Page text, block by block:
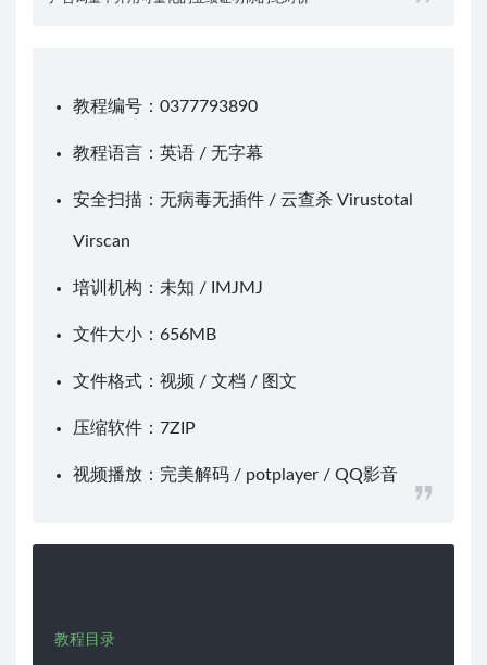
教程编号：0377793890
教程语言：英语 / 无字幕
安全扫描：无病毒无插件 / 云查杀 Virustotal
Virscan
培训机构：未知 / IMJMJ
文件大小：656MB
文件格式：视频 / 文档 / 图文
压缩软件： 7ZIP
视频播放： 完美解码 / potplayer / QQ影音
教程目录